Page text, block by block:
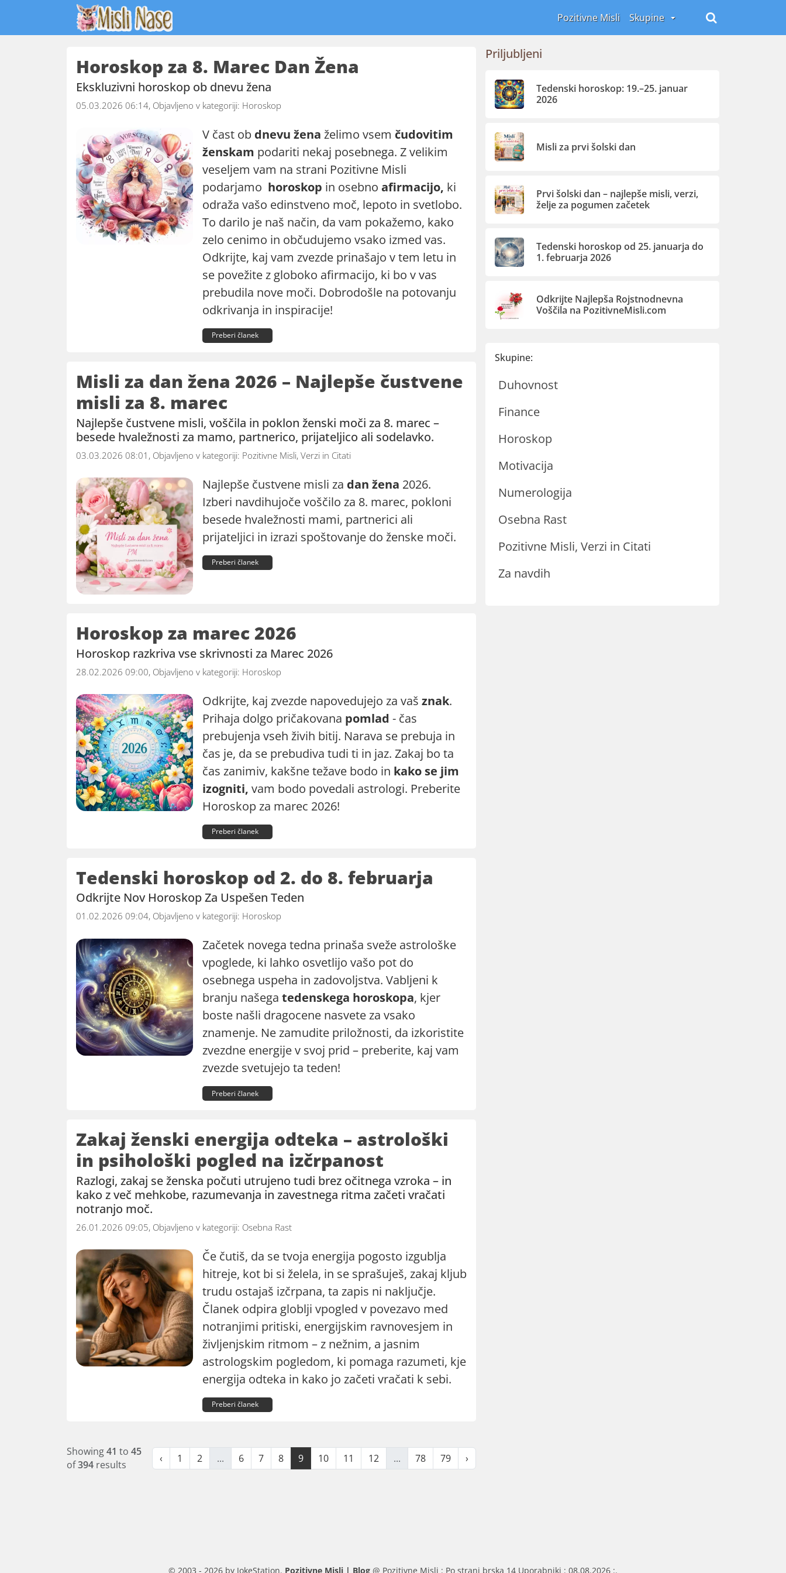
Pozitivne Misli Skupine
Horoskop za 8. Marec Dan Žena
Ekskluzivni horoskop ob dnevu žena
05.03.2026 06:14, Objavljeno v kategoriji: Horoskop
V čast ob dnevu žena želimo vsem čudovitim
ženskam podariti nekaj posebnega. Z velikim
veseljem vam na strani Pozitivne Misli
podarjamo horoskop in osebno afirmacijo, ki
odraža vašo edinstveno moč, lepoto in svetlobo.
To darilo je naš način, da vam pokažemo, kako
zelo cenimo in občudujemo vsako izmed vas.
Odkrijte, kaj vam zvezde prinašajo v tem letu in
se povežite z globoko afirmacijo, ki bo v vas
prebudila nove moči. Dobrodošle na potovanju
odkrivanja in inspiracije!
Preberi članek
Misli za dan žena 2026 – Najlepše čustvene
misli za 8. marec
Najlepše čustvene misli, voščila in poklon ženski moči za 8. marec –
besede hvaležnosti za mamo, partnerico, prijateljico ali sodelavko.
03.03.2026 08:01, Objavljeno v kategoriji: Pozitivne Misli, Verzi in Citati
Najlepše čustvene misli za dan žena 2026.
Izberi navdihujoče voščilo za 8. marec, pokloni
besede hvaležnosti mami, partnerici ali
prijateljici in izrazi spoštovanje do ženske moči.
Preberi članek
Horoskop za marec 2026
Horoskop razkriva vse skrivnosti za Marec 2026
28.02.2026 09:00, Objavljeno v kategoriji: Horoskop
Odkrijte, kaj zvezde napovedujejo za vaš znak.
Prihaja dolgo pričakovana pomlad - čas
prebujenja vseh živih bitij. Narava se prebuja in
čas je, da se prebudiva tudi ti in jaz. Zakaj bo ta
čas zanimiv, kakšne težave bodo in kako se jim
izogniti, vam bodo povedali astrologi. Preberite
Horoskop za marec 2026!
Preberi članek
Tedenski horoskop od 2. do 8. februarja
Odkrijte Nov Horoskop Za Uspešen Teden
01.02.2026 09:04, Objavljeno v kategoriji: Horoskop
Začetek novega tedna prinaša sveže astrološke
vpoglede, ki lahko osvetlijo vašo pot do
osebnega uspeha in zadovoljstva. Vabljeni k
branju našega tedenskega horoskopa, kjer
boste našli dragocene nasvete za vsako
znamenje. Ne zamudite priložnosti, da izkoristite
zvezdne energije v svoj prid – preberite, kaj vam
zvezde svetujejo ta teden!
Preberi članek
Zakaj ženski energija odteka – astrološki
in psihološki pogled na izčrpanost
Razlogi, zakaj se ženska počuti utrujeno tudi brez očitnega vzroka – in
kako z več mehkobe, razumevanja in zavestnega ritma začeti vračati
notranjo moč.
26.01.2026 09:05, Objavljeno v kategoriji: Osebna Rast
Če čutiš, da se tvoja energija pogosto izgublja
hitreje, kot bi si želela, in se sprašuješ, zakaj kljub
trudu ostajaš izčrpana, ta zapis ni naključje.
Članek odpira globlji vpogled v povezavo med
notranjimi pritiski, energijskim ravnovesjem in
življenjskim ritmom – z nežnim, a jasnim
astrologskim pogledom, ki pomaga razumeti, kje
energija odteka in kako jo začeti vračati k sebi.
Preberi članek
Showing41 to 45
of394 results ‹ 1 2 ... 6 7 8 9 10 11 12 ... 78 79 ›
Priljubljeni
Tedenski horoskop: 19.–25. januar
2026
Misli za prvi šolski dan
Prvi šolski dan – najlepše misli, verzi,
želje za pogumen začetek
Tedenski horoskop od 25. januarja do
1. februarja 2026
Odkrijte Najlepša Rojstnodnevna
Voščila na PozitivneMisli.com
Skupine:
Duhovnost
Finance
Horoskop
Motivacija
Numerologija
Osebna Rast
Pozitivne Misli, Verzi in Citati
Za navdih
© 2003 - 2026 by JokeStation. Pozitivne Misli | Blog @ Pozitivne Misli : Po strani brska 14 Uporabniki : 08.08.2026 :.